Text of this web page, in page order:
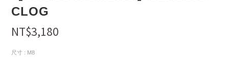
CLOG
NT$3,180
尺寸 : M8